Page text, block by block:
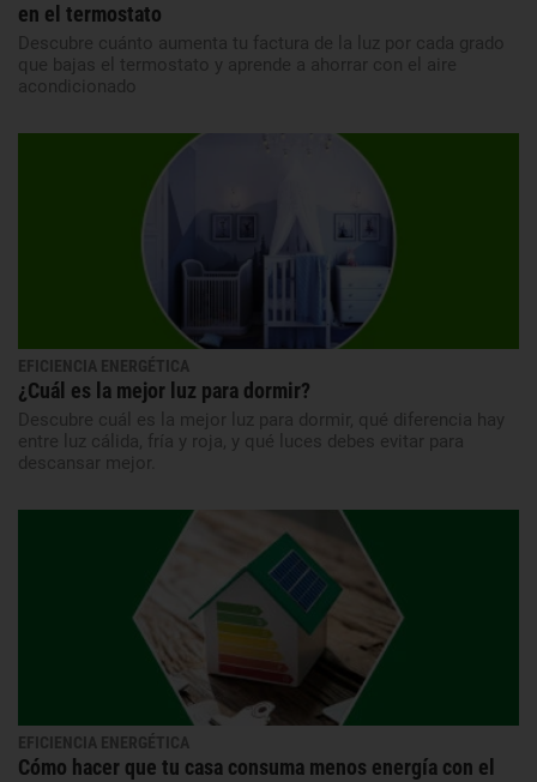
en el termostato
Descubre cuánto aumenta tu factura de la luz por cada grado
que bajas el termostato y aprende a ahorrar con el aire
acondicionado
EFICIENCIA ENERGÉTICA
¿Cuál es la mejor luz para dormir?
Descubre cuál es la mejor luz para dormir, qué diferencia hay
entre luz cálida, fría y roja, y qué luces debes evitar para
descansar mejor.
EFICIENCIA ENERGÉTICA
Cómo hacer que tu casa consuma menos energía con el